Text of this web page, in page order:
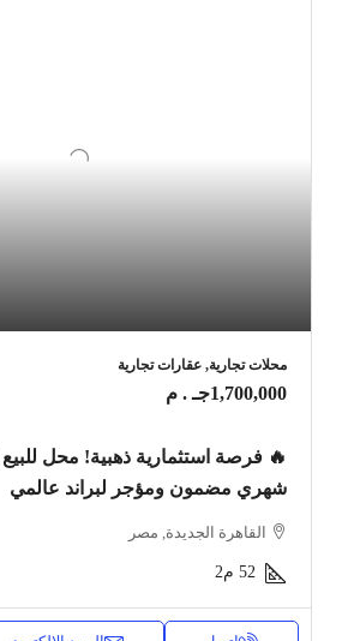
محلات تجارية, عقارات تجارية
1,700,000جـ . م
🔥 فرصة استثمارية ذهبية! محل للبيع
شهري مضمون ومؤجر لبراند عالمي
القاهرة الجديدة, مصر
52 م2